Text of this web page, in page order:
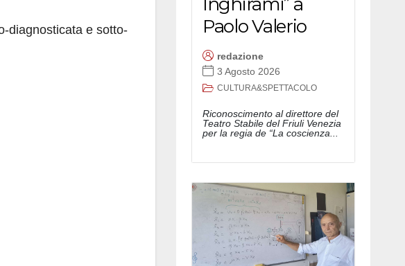
diagnosticata e sotto-
Paolo Valerio
redazione
3 Agosto 2026
CULTURA&SPETTACOLO
Riconoscimento al direttore del
Teatro Stabile del Friuli Venezia
per la regia de “La coscienza...